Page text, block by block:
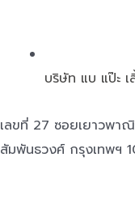
บริษัท แบ แป๊ะ
เลขที่ 27 ซอยเยาวพา
สัมพันธวงศ์ กรุงเทพฯ